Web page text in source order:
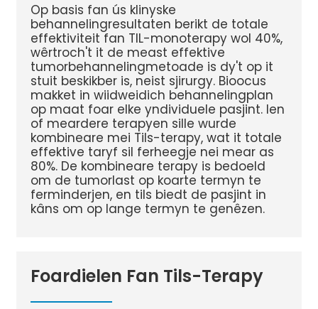
Op basis fan ús klinyske
behannelingresultaten berikt de totale
effektiviteit fan TIL-monoterapy wol 40%,
wêrtroch't it de meast effektive
tumorbehannelingmetoade is dy't op it
stuit beskikber is, neist sjirurgy. Bioocus
makket in wiidweidich behannelingplan
op maat foar elke yndividuele pasjint. Ien
of meardere terapyen sille wurde
kombineare mei Tils-terapy, wat it totale
effektive taryf sil ferheegje nei mear as
80%. De kombineare terapy is bedoeld
om de tumorlast op koarte termyn te
ferminderjen, en tils biedt de pasjint in
kâns om op lange termyn te genêzen.
Foardielen Fan Tils-Terapy